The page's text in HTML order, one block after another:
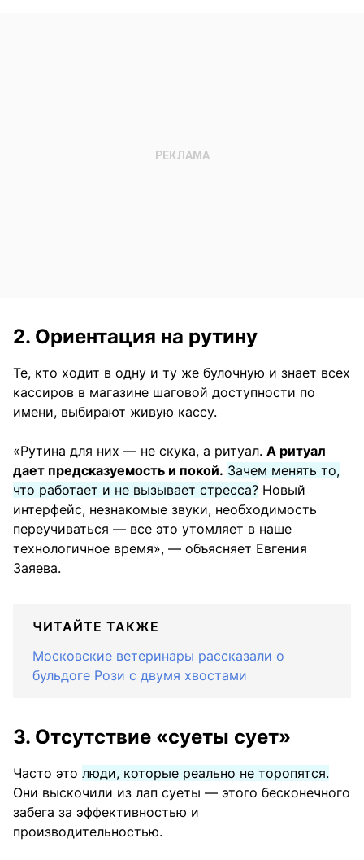
2. Ориентация на рутину
Те, кто ходит в одну и ту же булочную и знает всех
кассиров в магазине шаговой доступности по
имени, выбирают живую кассу.
«Рутина для них — не скука, а ритуал. А ритуал
дает предсказуемость и покой. Зачем менять то,
что работает и не вызывает стресса? Новый
интерфейс, незнакомые звуки, необходимость
переучиваться — все это утомляет в наше
технологичное время», — объясняет Евгения
Заяева.
ЧИТАЙТЕ ТАКЖЕ
Московские ветеринары рассказали о
бульдоге Рози с двумя хвостами
3. Отсутствие «суеты сует»
Часто это люди, которые реально не торопятся.
Они выскочили из лап суеты — этого бесконечного
забега за эффективностью и
производительностью.